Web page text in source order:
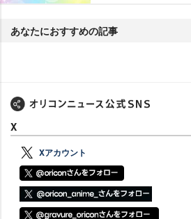
あなたにおすすめの記事
X
Xアカウント